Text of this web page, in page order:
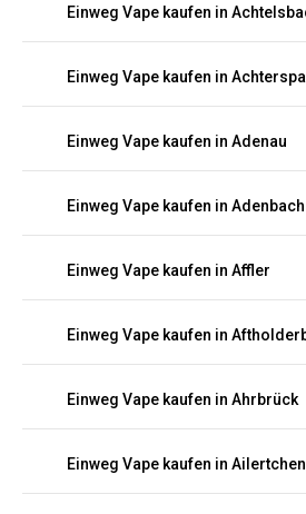
Einweg Vape kaufen in
Einweg Vape kaufen in
Einweg Vape kaufen in Adenau
Einweg Vape kaufen in Adenbach
Einweg Vape kaufen in Affler
Einweg Vape kaufen in
Einweg Vape kaufen in Ahrbrück
Einweg Vape kaufen in Ailertchen